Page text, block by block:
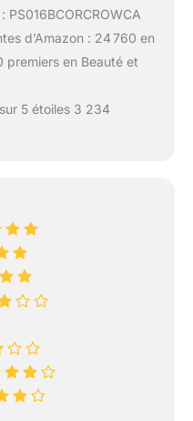
PS016BCORCROWCA
d’Amazon : 24 760 en
premiers en Beauté et
5 étoiles 3 234